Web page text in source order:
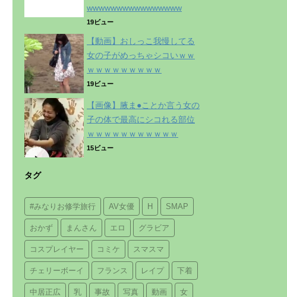
wwwwwwwwwwwwwwww
19ビュー
【動画】おしっこ我慢してる
女の子がめっちゃシコいｗｗ
ｗｗｗｗｗｗｗｗｗ
19ビュー
【画像】腋ま●ことか言う女の
子の体で最高にシコれる部位
ｗｗｗｗｗｗｗｗｗｗｗ
15ビュー
タグ
#みなりお修学旅行 AV女優 H SMAP
おかず まんさん エロ グラビア
コスプレイヤー コミケ スマスマ
チェリーボーイ フランス レイプ 下着
中居正広 乳 事故 写真 動画 女